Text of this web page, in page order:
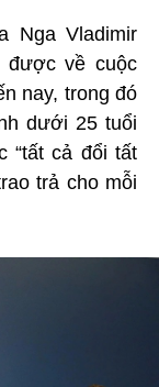
Nga Vladimir
được về cuộc
nay, trong đó
dưới 25 tuổi
“tất cả đổi tất
trả cho mỗi